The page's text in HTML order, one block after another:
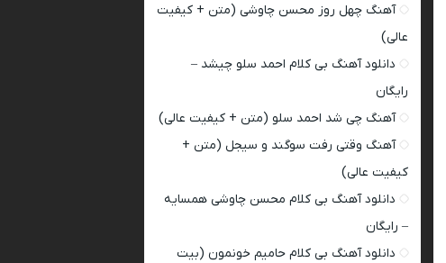
آهنگ چهل روز محسن چاوشی (متن + کیفیت
عالی)
دانلود آهنگ بی کلام احمد سلو چیشد –
رایگان
آهنگ چی شد احمد سلو (متن + کیفیت عالی)
آهنگ وقتی رفت سوگند و سیجل (متن +
کیفیت عالی)
دانلود آهنگ بی کلام محسن چاوشی همسایه
– رایگان
دانلود آهنگ بی کلام حامیم خونمون (بیت